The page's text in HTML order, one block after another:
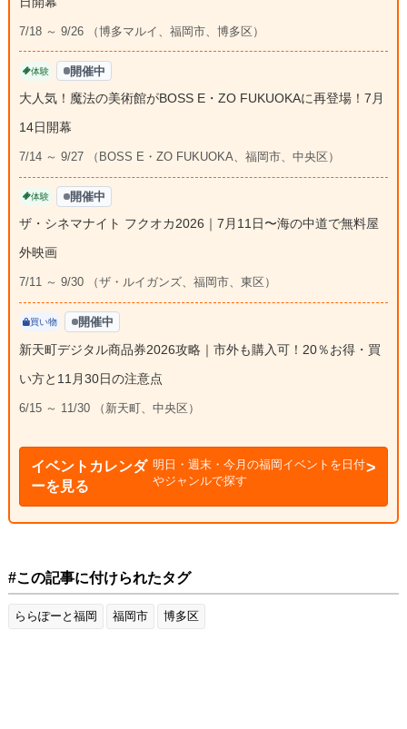
7/18 ～ 9/26 （博多マルイ、福岡市、博多区）
体験 開催中
大人気！魔法の美術館がBOSS E・ZO FUKUOKAに再登場！7月
14日開幕
7/14 ～ 9/27 （BOSS E・ZO FUKUOKA、福岡市、中央区）
体験 開催中
ザ・シネマナイト フクオカ2026｜7月11日〜海の中道で無料屋
外映画
7/11 ～ 9/30 （ザ・ルイガンズ、福岡市、東区）
買い物 開催中
新天町デジタル商品券2026攻略｜市外も購入可！20％お得・買
い方と11月30日の注意点
6/15 ～ 11/30 （新天町、中央区）
イベントカレンダ
ーを見る
明日・週末・今月の福岡イベントを日付
やジャンルで探す
#この記事に付けられたタグ
ららぽーと福岡 福岡市 博多区